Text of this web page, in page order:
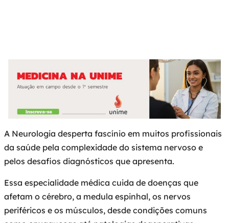
A Neurologia desperta fascínio em muitos profissionais
da saúde pela complexidade do sistema nervoso e
pelos desafios diagnósticos que apresenta.
Essa especialidade médica cuida de doenças que
afetam o cérebro, a medula espinhal, os nervos
periféricos e os músculos, desde condições comuns